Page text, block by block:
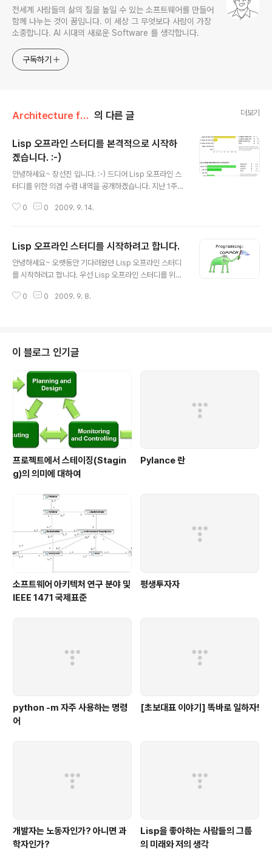
전세계 사람들의 삶의 질을 높일 수 있는 소프트웨어를 만들어
함께 나누는 것이 꿈입니다. 이 세상 그 무엇보다 사람이 가장
소중합니다. AI 시대의 새로운 Software 를 생각합니다.
구독하기
Architecture for Software/Lisp 의 다른 글 더보기
Lisp 오프라인 스터디를 본격적으로 시작하
겠습니다. :-)
안녕하세요~ 장선진 입니다. :-) 드디어 Lisp 오프라인 스
터디를 위한 의겸 수렴 내역을 공개하겠습니다. 지난 1주일
ormkey=dDVDSFg4WkJOcU5UQzFSZnFXN1lSe
본 의견 수렴에 참여해주셨습니다. 그리고 10분이나 Lisp
오프라인 스터디에 참여해주신다고 의견을 주셨습니다. 올
레~ ;-) 매우 경이적입니다. 아마 첫 의견 수렴 결과를 기억
알고 계실 것입니다. 왜냐하면 Lisp 오프라인 스터디를 위
0 0 2009. 9. 14.
Lisp 오프라인 스터디를 시작하려고 합니다.
안녕하세요~ 오랫동안 기다려왔던 Lisp 오프라인 스터디
를 시작하려고 합니다. 우선 Lisp 오프라인 스터디를 위한
라인 스터디를 위한 의견을 남겨주세요~ http://spreads
진행하겠습니다. 다음 주 초정도에 의견 수렴 결과를 알려
드리겠습니다. Lisp에 관심은 있으셨으나, 공부할 기회를
찾지 못하셨던 분들은~ 지금 바로 위의 링크를 꾸욱 누르
셔서 좋은 의견을 남겨주세요~ 많은 분들이 좋은 의견을
남겨주셔서 이번에는 본격적으로 오프라인 스터디를 꼭 진
행하려..
0 0 2009. 9. 8.
이 블로그 인기글
프로젝트에서 스테이징(Stagin
g)의 의미에 대하여
Pylance 란
소프트웨어 아키텍처 연구 분야 및
IEEE 1471 국제표준
평생투자자
python -m 자주 사용하는 명령
어
[초보대표 이야기] 똑바로 일하자!
개발자는 노동자인가? 아니면 과
학자인가?
Lisp을 좋아하는 사람들의 그룹
의 미래와 저의 생각